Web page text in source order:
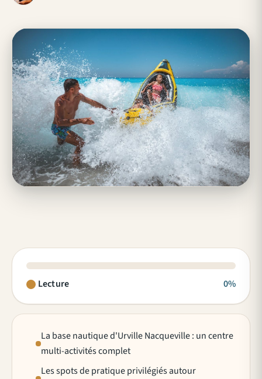
Lecture 0%
La base nautique d'Urville Nacqueville : un centre
multi-activités complet
Les spots de pratique privilégiés autour